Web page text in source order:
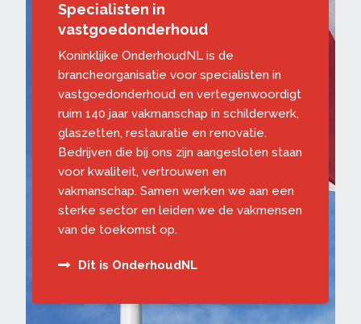
Specialisten in
vastgoedonderhoud
Koninklijke OnderhoudNL is de
brancheorganisatie voor specialisten in
vastgoedonderhoud en vertegenwoordigt
ruim 140 jaar vakmanschap in schilderwerk,
glaszetten, restauratie en renovatie.
Bedrijven die bij ons zijn aangesloten staan
voor kwaliteit, vertrouwen en
vakmanschap. Samen werken we aan een
sterke sector en leiden we de vakmensen
van de toekomst op.
Dit is OnderhoudNL